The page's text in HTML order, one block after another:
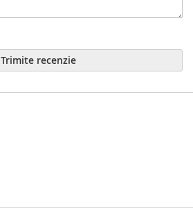
Trimite recenzie